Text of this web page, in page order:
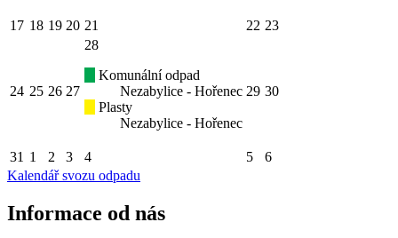
17 18 19 20 21 22 23
24 25 26 27
28
Komunální odpad
Nezabylice - Hořenec
Plasty
Nezabylice - Hořenec
29 30
31 1 2 3 4 5
6
Kalendář svozu odpadu
Informace od nás